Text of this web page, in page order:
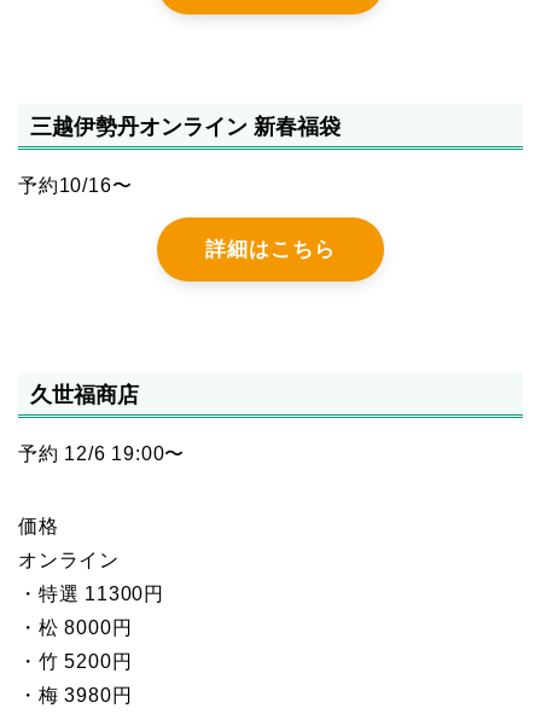
三越伊勢丹オンライン 新春福袋
予約10/16〜
詳細はこちら
久世福商店
予約 12/6 19:00〜
価格
オンライン
・特選 11300円
・松 8000円
・竹 5200円
・梅 3980円